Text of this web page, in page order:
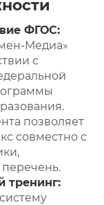
ФГОС:
Медиа»
с
позволяет
совместно с
тренинг: